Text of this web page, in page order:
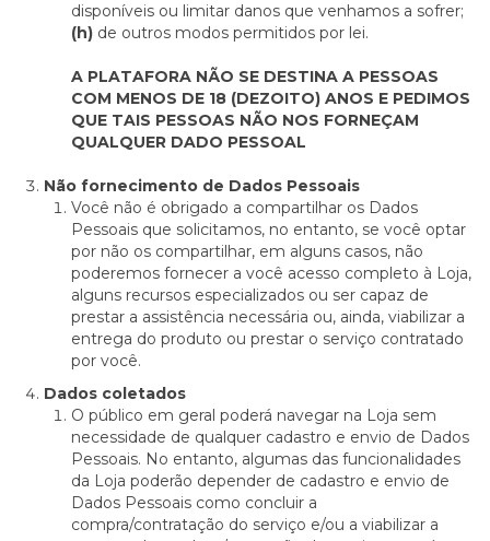
disponíveis ou limitar danos que venhamos a sofrer;
(h) de outros modos permitidos por lei.
A PLATAFORA NÃO SE DESTINA A PESSOAS
COM MENOS DE 18 (DEZOITO) ANOS E PEDIMOS
QUE TAIS PESSOAS NÃO NOS FORNEÇAM
QUALQUER DADO PESSOAL
Não fornecimento de Dados Pessoais
Você não é obrigado a compartilhar os Dados
Pessoais que solicitamos, no entanto, se você optar
por não os compartilhar, em alguns casos, não
poderemos fornecer a você acesso completo à Loja,
alguns recursos especializados ou ser capaz de
prestar a assistência necessária ou, ainda, viabilizar a
entrega do produto ou prestar o serviço contratado
por você.
Dados coletados
O público em geral poderá navegar na Loja sem
necessidade de qualquer cadastro e envio de Dados
Pessoais. No entanto, algumas das funcionalidades
da Loja poderão depender de cadastro e envio de
Dados Pessoais como concluir a
compra/contratação do serviço e/ou a viabilizar a